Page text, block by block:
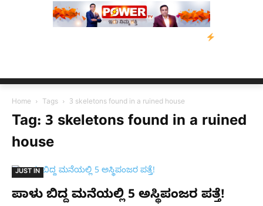
Home Tags 3 skeletons found in a ruined house
Tag: 3 skeletons found in a ruined
house
JUST IN
ಪಾಳು ಬಿದ್ದ ಮನೆಯಲ್ಲಿ 5 ಅಸ್ಥಿಪಂಜರ ಪತ್ತೆ!